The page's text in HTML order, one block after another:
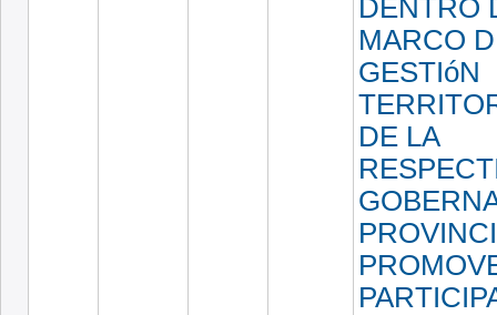
DENTRO
MARCO
GESTIóN
DE LA